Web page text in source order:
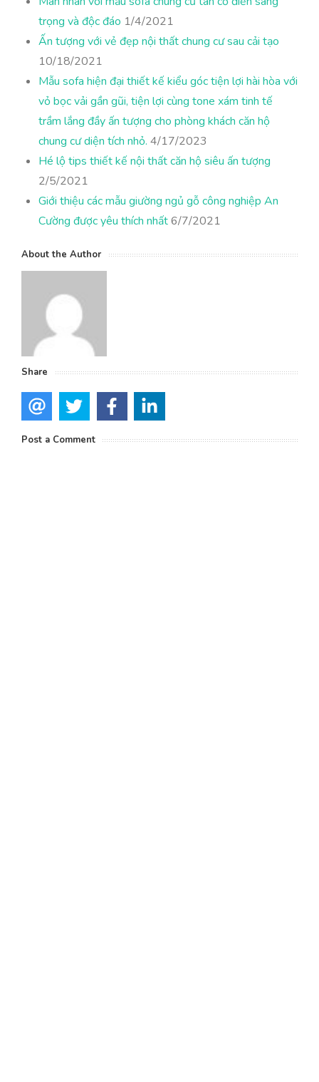
trọng và độc đáo 1/4/2021
Ấn tượng với vẻ đẹp nội thất chung cư sau cải tạo
10/18/2021
Mẫu sofa hiện đại thiết kế kiểu góc tiện lợi hài hòa với
vỏ bọc vải gần gũi, tiện lợi cùng tone xám tinh tế
trầm lắng đầy ấn tượng cho phòng khách căn hộ
chung cư diện tích nhỏ. 4/17/2023
Hé lộ tips thiết kế nội thất căn hộ siêu ấn tượng
2/5/2021
Giới thiệu các mẫu giường ngủ gỗ công nghiệp An
Cường được yêu thích nhất6/7/2021
About the Author
Share
Post a Comment